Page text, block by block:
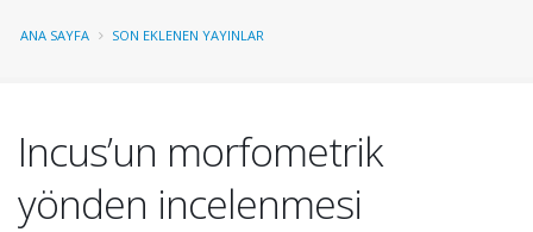
ANA SAYFA SON EKLENEN YAYINLAR
Incus’un morfometrik
yönden incelenmesi